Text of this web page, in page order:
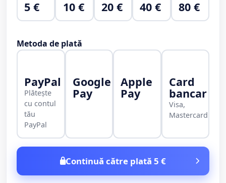
5 € 10 € 20 € 40 € 80 €
Metoda de plată
PayPal
Plătește
cu contul
tău
PayPal
Google
Pay
Apple
Pay
Card
bancar
Visa,
Mastercard
Continuă către plată 5 €